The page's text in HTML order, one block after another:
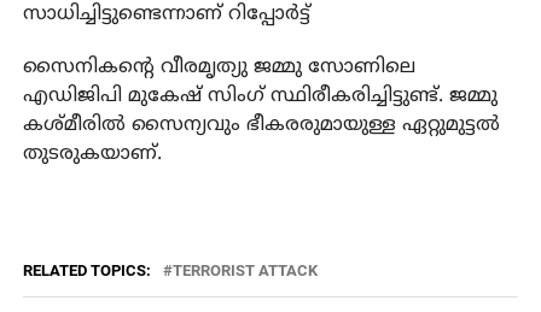
സാധിച്ചിട്ടുണ്ടെന്നാണ് റിപ്പോര്‍ട്ട്
സൈനികന്റെ വീരമൃത്യു ജമ്മു സോണിലെ
എഡിജിപി മുകേഷ് സിംഗ് സ്ഥിരീകരിച്ചിട്ടുണ്ട്. ജമ്മു
കശ്മീരില്‍ സൈന്യവും ഭീകരരുമായുള്ള ഏറ്റുമുട്ടല്‍
തുടരുകയാണ്.
RELATED TOPICS: TERRORIST ATTACK